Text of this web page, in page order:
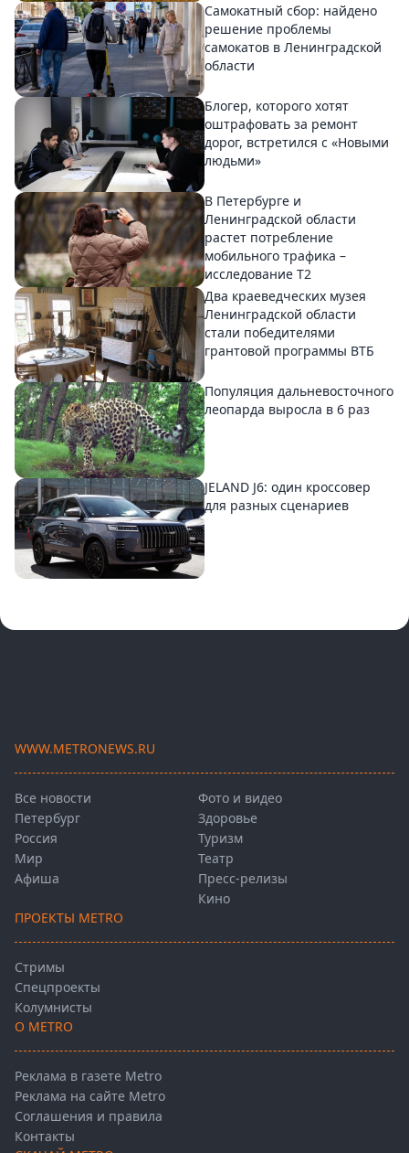
Самокатный сбор: найдено
решение проблемы
самокатов в Ленинградской
области
Блогер, которого хотят
оштрафовать за ремонт
дорог, встретился с «Новыми
людьми»
В Петербурге и
Ленинградской области
растет потребление
мобильного трафика –
исследование T2
Два краеведческих музея
Ленинградской области
стали победителями
грантовой программы ВТБ
Популяция дальневосточного
леопарда выросла в 6 раз
JELAND J6: один кроссовер
для разных сценариев
WWW.METRONEWS.RU
Все новости
Петербург
Россия
Мир
Афиша
Фото и видео
Здоровье
Туризм
Театр
Пресс-релизы
Кино
ПРОЕКТЫ METRO
Стримы
Спецпроекты
Колумнисты
О METRO
Реклама в газете Metro
Реклама на сайте Metro
Соглашения и правила
Контакты